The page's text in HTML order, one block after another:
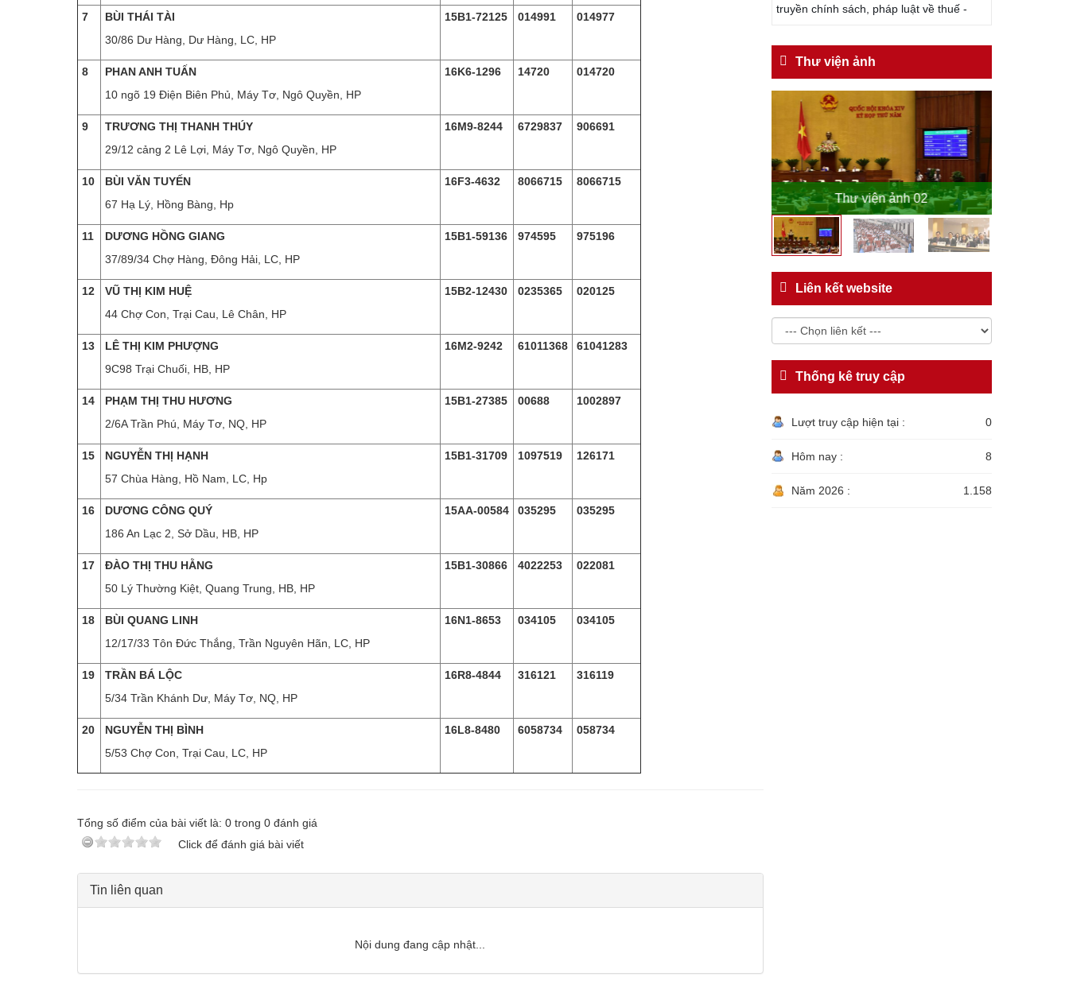
7
BÙI THÁI TÀI
30/86 Dư Hàng, Dư Hàng, LC, HP
15B1-72125 014991 014977
8
PHAN ANH TUẤN
10 ngõ 19 Điện Biên Phủ, Máy Tơ, Ngô Quyền, HP
16K6-1296 14720 014720
9
TRƯƠNG THỊ THANH THÚY
29/12 cảng 2 Lê Lợi, Máy Tơ, Ngô Quyền, HP
16M9-8244 6729837 906691
10
BÙI VĂN TUYẾN
67 Hạ Lý, Hồng Bàng, Hp
16F3-4632 8066715 8066715
11
DƯƠNG HỒNG GIANG
37/89/34 Chợ Hàng, Đông Hải, LC, HP
15B1-59136 974595 975196
12
VŨ THỊ KIM HUỆ
44 Chợ Con, Trại Cau, Lê Chân, HP
15B2-12430 0235365 020125
13
LÊ THỊ KIM PHƯỢNG
9C98 Trại Chuối, HB, HP
16M2-9242 61011368 61041283
14
PHẠM THỊ THU HƯƠNG
2/6A Trần Phú, Máy Tơ, NQ, HP
15B1-27385 00688 1002897
15
NGUYỄN THỊ HẠNH
57 Chùa Hàng, Hồ Nam, LC, Hp
15B1-31709 1097519 126171
16
DƯƠNG CÔNG QUÝ
186 An Lạc 2, Sở Dầu, HB, HP
15AA-00584 035295 035295
17
ĐÀO THỊ THU HẰNG
50 Lý Thường Kiệt, Quang Trung, HB, HP
15B1-30866 4022253 022081
18
BÙI QUANG LINH
12/17/33 Tôn Đức Thắng, Trần Nguyên Hãn, LC, HP
16N1-8653 034105 034105
19
TRẦN BÁ LỘC
5/34 Trần Khánh Dư, Máy Tơ, NQ, HP
16R8-4844 316121 316119
20
NGUYỄN THỊ BÌNH
5/53 Chợ Con, Trại Cau, LC, HP
16L8-8480 6058734 058734
Tổng số điểm của bài viết là: 0 trong 0 đánh giá
Click để đánh giá bài viết
Tin liên quan
Nội dung đang cập nhật...
truyền chính sách, pháp luật về thuế -
Thư viện ảnh
Thư viện ảnh 02
Liên kết website
Thống kê truy cập
Lượt truy cập hiện tại : 0
Hôm nay : 8
Năm 2026 : 1.158